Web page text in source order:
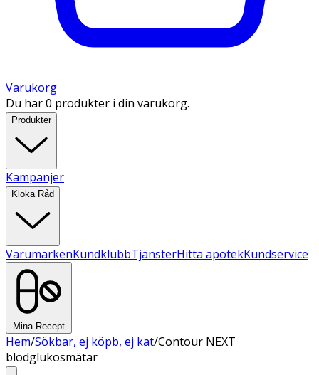
Varukorg
Du har 0 produkter i din varukorg.
Produkter
Kampanjer
Kloka Råd
VarumärkenKundklubbTjänsterHitta apotekKundservice
Mina Recept
Hem/Sökbar, ej köpb, ej kat/Contour NEXT
blodglukosmätar